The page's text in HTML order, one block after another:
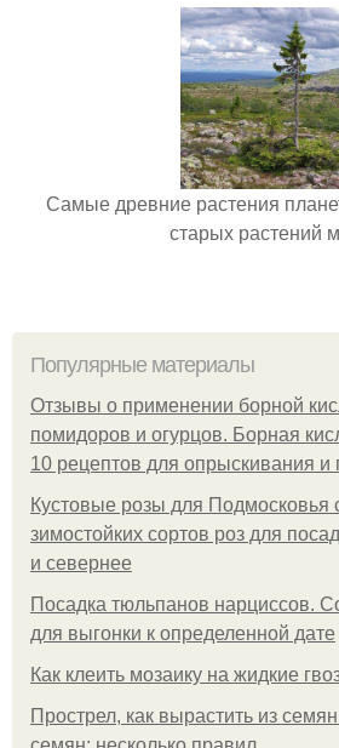
Самые древние растения
старых растений
Популярные материалы
Отзывы о применении борной
помидоров и огурцов. Борная
10 рецептов для опрыскивания и
Кустовые розы для Подмосковья
зимостойких сортов роз для
и севернее
Посадка тюльпанов нарциссов.
для выгонки к определенной дате
Как клеить мозаику на жидкие
Прострел, как вырастить из